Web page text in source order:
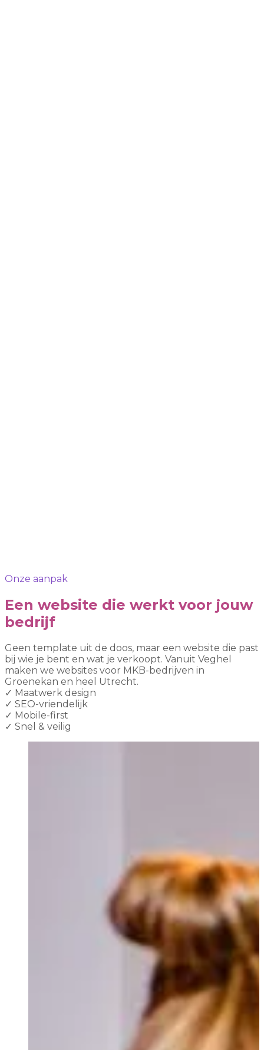
Onze aanpak
Een website die werkt voor jouw
bedrijf
Geen template uit de doos, maar een website die past
bij wie je bent en wat je verkoopt. Vanuit Veghel
maken we websites voor MKB-bedrijven in
Groenekan en heel Utrecht.
✓ Maatwerk design
✓ SEO-vriendelijk
✓ Mobile-first
✓ Snel & veilig